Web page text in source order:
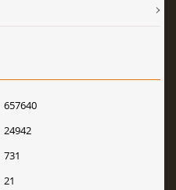
21
657640
24942
731